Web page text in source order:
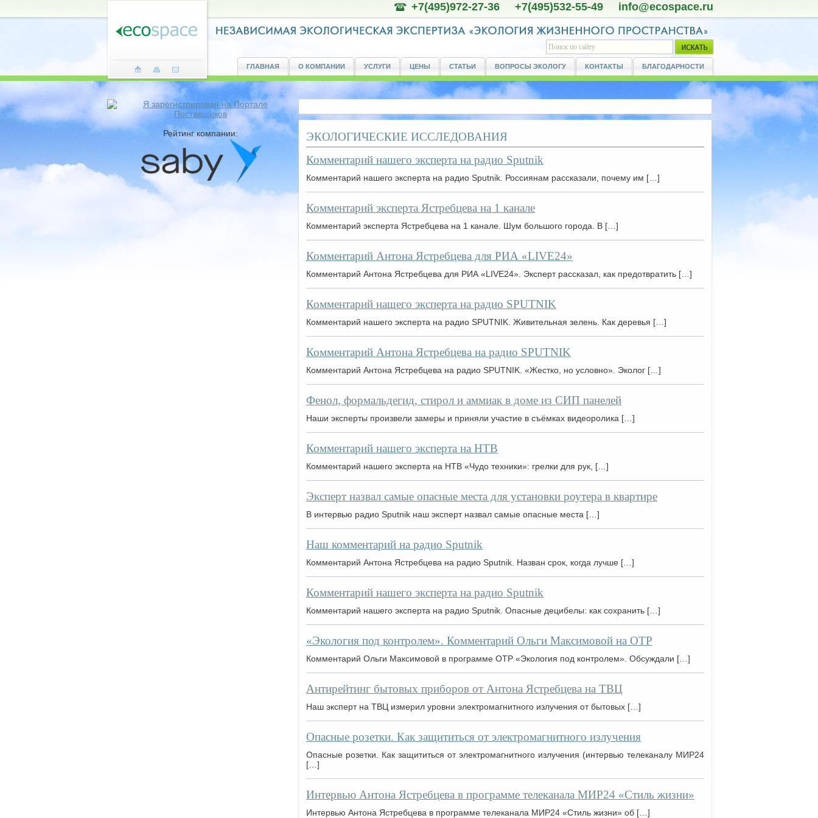
+7(495)972-27-36 +7(495)532-55-49 info@ecospace.ru
ГЛАВНАЯ О КОМПАНИИ УСЛУГИ ЦЕНЫ СТАТЬИ ВОПРОСЫ ЭКОЛОГУ КОНТАКТЫ БЛАГОДАРНОСТИ
ЭКОЛОГИЧЕСКИЕ ИССЛЕДОВАНИЯ
Комментарий нашего эксперта на радио Sputnik
Комментарий нашего эксперта на радио Sputnik. Россиянам рассказали, почему им […]
Комментарий эксперта Ястребцева на 1 канале
Комментарий эксперта Ястребцева на 1 канале. Шум большого города. В […]
Комментарий Антона Ястребцева для РИА «LIVE24»
Комментарий Антона Ястребцева для РИА «LIVE24». Эксперт рассказал, как предотвратить […]
Комментарий нашего эксперта на радио SPUTNIK
Комментарий нашего эксперта на радио SPUTNIK. Живительная зелень. Как деревья […]
Комментарий Антона Ястребцева на радио SPUTNIK
Комментарий Антона Ястребцева на радио SPUTNIK. «Жестко, но условно». Эколог […]
Фенол, формальдегид, стирол и аммиак в доме из СИП панелей
Наши эксперты произвели замеры и приняли участие в съёмках видеоролика […]
Комментарий нашего эксперта на НТВ
Комментарий нашего эксперта на НТВ «Чудо техники»: грелки для рук, […]
Эксперт назвал самые опасные места для установки роутера в квартире
В интервью радио Sputnik наш эксперт назвал самые опасные места […]
Наш комментарий на радио Sputnik
Комментарий Антона Ястребцева на радио Sputnik. Назван срок, когда лучше […]
Комментарий нашего эксперта на радио Sputnik
Комментарий нашего эксперта на радио Sputnik. Опасные децибелы: как сохранить […]
«Экология под контролем». Комментарий Ольги Максимовой на ОТР
Комментарий Ольги Максимовой в программе ОТР «Экология под контролем». Обсуждали […]
Антирейтинг бытовых приборов от Антона Ястребцева на ТВЦ
Наш эксперт на ТВЦ измерил уровни электромагнитного излучения от бытовых […]
Опасные розетки. Как защититься от электромагнитного излучения
Опасные розетки. Как защититься от электромагнитного излучения (интервью телеканалу МИР24
[…]
Интервью Антона Ястребцева в программе телеканала МИР24 «Стиль жизни»
Интервью Антона Ястребцева в программе телеканала МИР24 «Стиль жизни» об […]
Рейтинг компании: